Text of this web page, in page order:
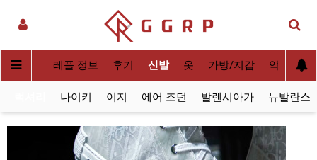
사[QC] 레플 정보 후기 신발 옷 가방/지갑 악세사리
나이키 이지 에어 조던 발렌시아가 뉴발란스